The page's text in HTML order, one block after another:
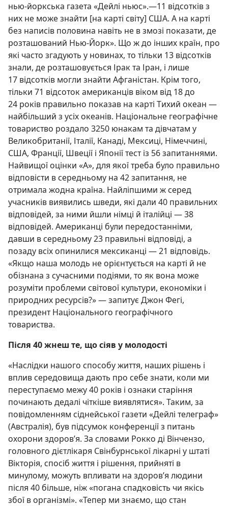
нью-йоркська газета «Дейлі ньюс».—11 відсотків з
них не може знайти [на карті світу] США. А на карті
без написів половина навіть не в змозі показати, де
розташований Нью-Йорк». Що ж до інших країн, про
які часто згадують у новинах, то тільки 13 відсотків
знали, де розташовується Ірак та Іран, і лише
17 відсотків могли знайти Афганістан. Крім того,
тільки 71 відсоток американців віком від 18 до
24 років правильно показав на карті Тихий океан —
найбільший з усіх океанів. Національне географічне
товариство роздало 3250 юнакам та дівчатам у
Великобританії, Італії, Канаді, Мексиці, Німеччині,
США, Франції, Швеції і Японії тест із 56 запитаннями.
Найвищої оцінки «А», для якої треба було правильно
відповісти в середньому на 42 запитання, не
отримала жодна країна. Найліпшими ж серед
учасників виявились шведи, які дали 40 правильних
відповідей, за ними йшли німці й італійці — 38
відповідей. Американці були передостанніми,
давши в середньому 23 правильні відповіді, а
позаду всіх опинилися мексиканці — 21 відповідь.
«Якщо наша молодь не орієнтується на карті й не
обізнана з сучасними подіями, то як вона може
розуміти проблеми світової культури, економіки і
природних ресурсів?» — запитує Джон Фегі,
президент Національного географічного
товариства.
Після 40 жнеш те, що сіяв у молодості
«Наслідки нашого способу життя, наших рішень і
вплив середовища дають про себе знати, коли ми
переступаємо межу 40 років і ознаки старіння
починають дедалі чіткіше виявлятися». Таким, за
повідомленням сіднейської газети «Дейлі телеграф»
(Австралія), був підсумок конференції з питань
охорони здоров’я. За словами Рокко ді Вінчензо,
головного дієтлікаря Свінбурнської лікарні у штаті
Вікторія, спосіб життя і рішення, прийняті в
минулому, можуть впливати на здоров’я людини
після 40 більше, ніж «погана спадковість чи якісь
збої в організмі». «Тепер ми знаємо, що стан